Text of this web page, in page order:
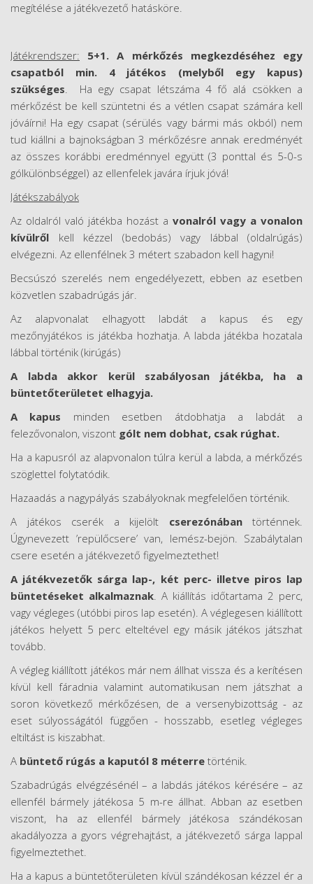
megítélése a játékvezető hatásköre.
Játékrendszer:
5+1. A mérkőzés megkezdéséhez egy
csapatból min. 4 játékos (melyből egy kapus)
szükséges . Ha egy csapat létszáma 4 fő alá csökken a
mérkőzést be kell szüntetni és a vétlen csapat számára kell
jóváírni! Ha egy csapat (sérülés vagy bármi más okból) nem
tud kiállni a bajnokságban 3 mérkőzésre annak eredményét
az összes korábbi eredménnyel együtt (3 ponttal és 5-0-s
gólkülönbséggel) az ellenfelek javára írjuk jóvá!
Játékszabályok
Az oldalról való játékba hozást a vonalról vagy a vonalon
kívülről kell kézzel (bedobás) vagy lábbal (oldalrúgás)
elvégezni. Az ellenfélnek 3 métert szabadon kell hagyni!
Becsúszó szerelés nem engedélyezett, ebben az esetben
közvetlen szabadrúgás jár.
Az alapvonalat elhagyott labdát a kapus és egy
mezőnyjátékos is játékba hozhatja. A labda játékba hozatala
lábbal történik (kirúgás)
A labda akkor kerül szabályosan játékba, ha a
büntetőterületet elhagyja.
A kapus minden esetben átdobhatja a labdát a
felezővonalon, viszont gólt nem dobhat, csak rúghat.
Ha a kapusról az alapvonalon túlra kerül a labda, a mérkőzés
szöglettel folytatódik.
Hazaadás a nagypályás szabályoknak megfelelően történik.
A játékos cserék a kijelölt cserezónábantörténnek.
Úgynevezett ’repülőcsere’ van, lemész-bejön. Szabálytalan
csere esetén a játékvezető figyelmeztethet!
A játékvezetők sárga lap-, két perc- illetve piros lap
büntetéseket alkalmaznak . A kiállítás időtartama 2 perc,
vagy végleges (utóbbi piros lap esetén). A véglegesen kiállított
játékos helyett 5 perc elteltével egy másik játékos játszhat
tovább.
A végleg kiállított játékos már nem állhat vissza és a kerítésen
kívül kell fáradnia valamint automatikusan nem játszhat a
soron következő mérkőzésen, de a versenybizottság - az
eset súlyosságától függően - hosszabb, esetleg végleges
eltiltást is kiszabhat.
A büntető rúgás a kaputól 8 méterre történik.
Szabadrúgás elvégzésénél – a labdás játékos kérésére – az
ellenfél bármely játékosa 5 m-re állhat. Abban az esetben
viszont, ha az ellenfél bármely játékosa szándékosan
akadályozza a gyors végrehajtást, a játékvezető sárga lappal
figyelmeztethet.
Ha a kapus a büntetőterületen kívül szándékosan kézzel ér a